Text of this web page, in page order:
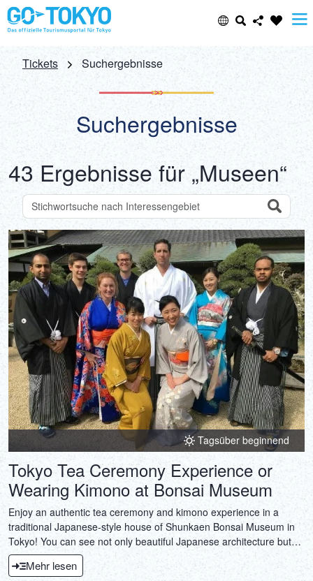
Select Language
日本語
ENGLISH
中文(简体)
中文(繁體/正體)
한글
ภาษาไทย
DEUTSCH
ITALIANO
ESPAÑOL
FRANÇAIS
Share this page
Email
Copy URL
Tickets Suchergebnisse
Suchergebnisse
43 Ergebnisse für „Museen“
Search
Anhand von Suchbegriffen nach Attraktionen suchen
Tagsüber beginnend
Tokyo Tea Ceremony Experience or
Wearing Kimono at Bonsai Museum
Enjoy an authentic tea ceremony and kimono experience in a
traditional Japanese-style house of Shunkaen Bonsai Museum in
Tokyo! You can see not only beautiful Japanese architecture but
also selected bonsai art displayed in the garden. It will be an
unforgettable experience!
Mehr lesen